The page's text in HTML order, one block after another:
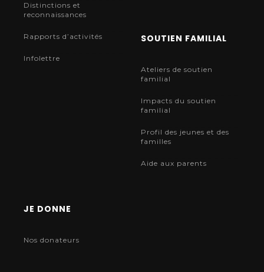
Distinctions et
reconnaissances
Rapports d’activités
Infolettre
SOUTIEN FAMILIAL
Ateliers de soutien
familial
Impacts du soutien
familial
Profil des jeunes et des
familles
Aide aux parents
JE DONNE
Nos donateurs